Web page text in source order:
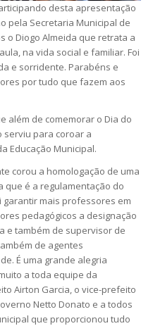
desta apresentação
pela Secretaria Municipal de
o Diogo Almeida que retrata a
na vida social e familiar. Foi
e sorridente. Parabéns e
por tudo que fazem aos
além de comemorar o Dia do
serviu para coroar a
Educação Municipal.
corou a homologação de uma
que é a regulamentação do
garantir mais professores em
pedagógicos a designação
e também de supervisor de
de agentes
É uma grande alegria
a toda equipe da
Airton Garcia, o vice-prefeito
Netto Donato e a todos
que proporcionou tudo